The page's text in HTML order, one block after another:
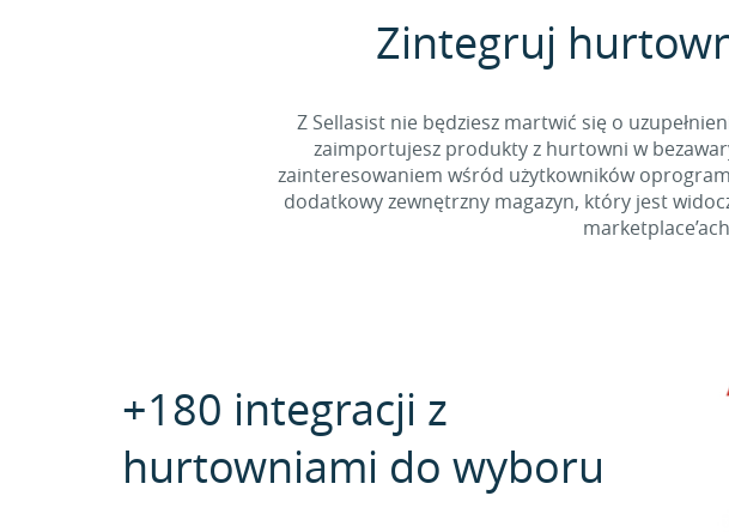
Zintegruj
Z Sellasist nie będziesz martwić się o
zaimportujesz produkty z hurtowni w
zainteresowaniem wśród użytkowników
dodatkowy zewnętrzny magazyn, który jest
+180 integracji z
hurtowniami do wyboru